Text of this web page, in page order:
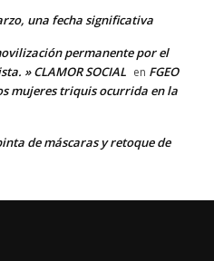
una fecha significativa
permanente por el
» CLAMOR SOCIAL en FGEO
mujeres triquis ocurrida en la
de máscaras y retoque de